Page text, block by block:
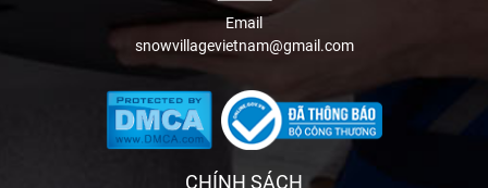
Email
snowvillagevietnam@gmail.com
CHÍNH SÁCH